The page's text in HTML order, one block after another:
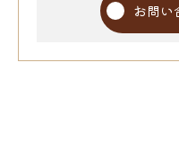
お問い